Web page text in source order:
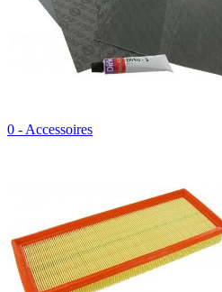
0 - Accessoires